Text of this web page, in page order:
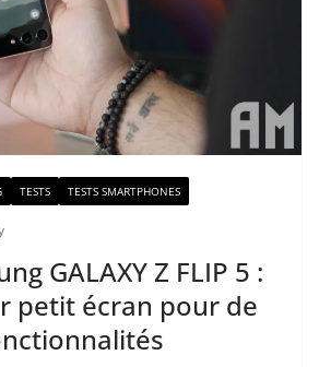
TESTS TESTS SMARTPHONES
GALAXY Z FLIP 5 :
petit écran pour de